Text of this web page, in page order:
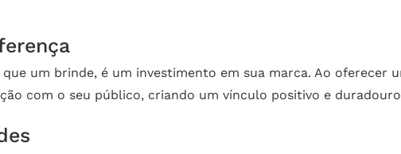
um brinde, é um investimento em sua marca. Ao oferecer
com o seu público, criando um vínculo positivo e